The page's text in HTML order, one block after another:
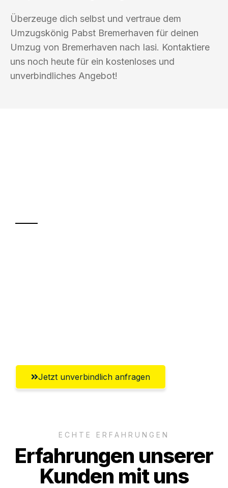
Überzeuge dich selbst und vertraue dem
Umzugskönig Pabst Bremerhaven für deinen
Umzug von Bremerhaven nach Iasi. Kontaktiere
uns noch heute für ein kostenloses und
unverbindliches Angebot!
Jetzt unverbindlich anfragen
ECHTE ERFAHRUNGEN
Erfahrungen unserer
Kunden mit uns